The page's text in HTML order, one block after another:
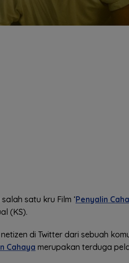
satu kru Film ‘Penyalin
(KS).
di Twitter dari sebuah
Cahaya merupakan terduga